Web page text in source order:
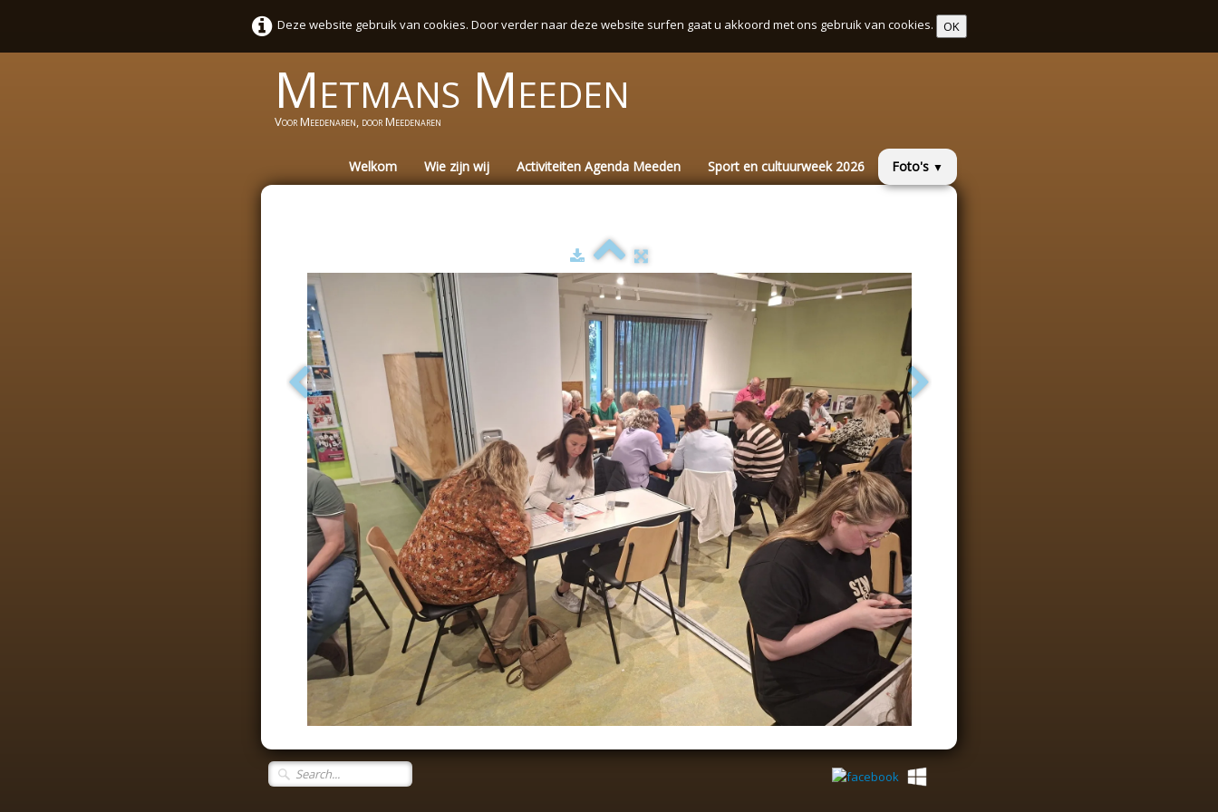
Deze website gebruik van cookies. Door verder naar deze website surfen gaat u akkoord met ons gebruik van cookies. OK
Metmans Meeden
Voor Meedenaren, door Meedenaren
Welkom Wie zijn wij Activiteiten Agenda Meeden Sport en cultuurweek 2026 Foto's ▼